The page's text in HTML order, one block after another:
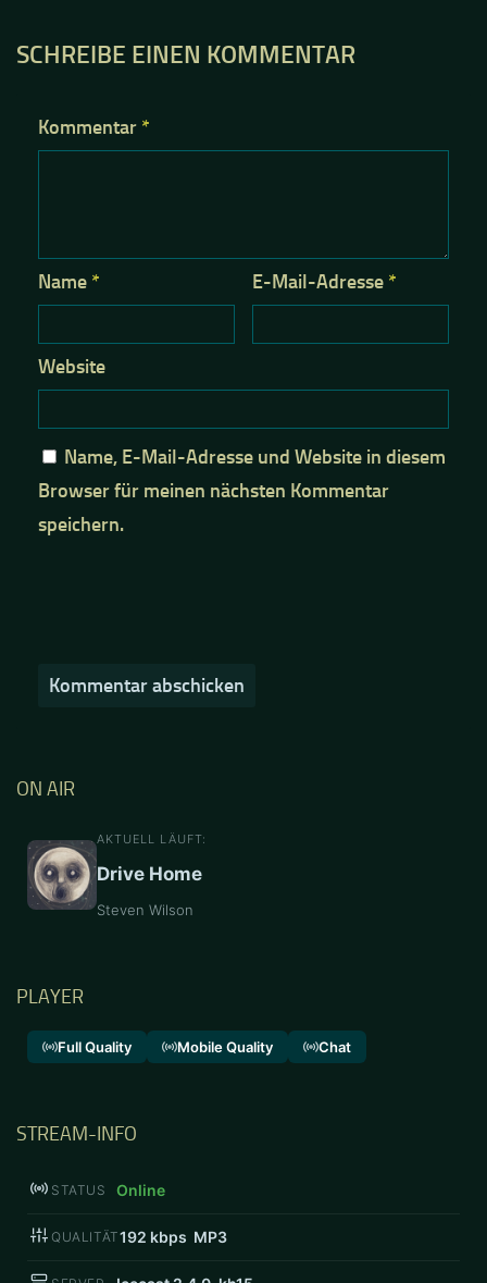
SCHREIBE EINEN KOMMENTAR
Kommentar *
Name * E-Mail-Adresse *
Website
Name, E-Mail-Adresse und Website in diesem
Browser für meinen nächsten Kommentar
speichern.
ON AIR
AKTUELL LÄUFT:
Drive Home
Steven Wilson
PLAYER
Full Quality Mobile Quality Chat
STREAM-INFO
STATUS Online
QUALITÄT192 kbps MP3